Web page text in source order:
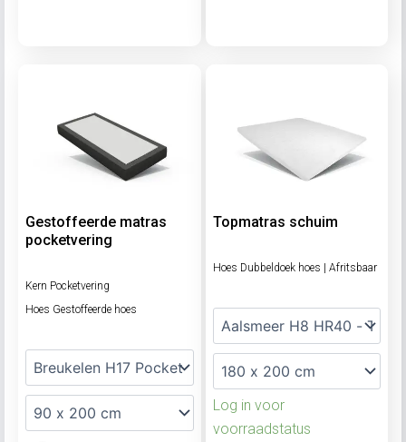
Gestoffeerde matras
pocketvering
Kern Pocketvering
Hoes Gestoffeerde hoes
Topmatras schuim
Hoes Dubbeldoek hoes | Afritsbaar
Log in voor
voorraadstatus